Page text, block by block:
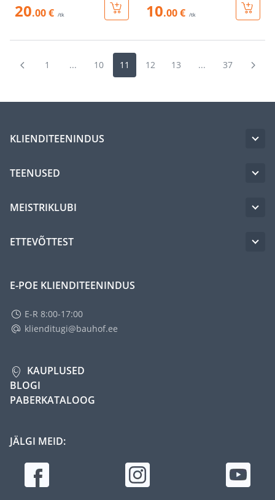
20.00 € /tk 10.00 € /tk
1 ... 10 11 12 13 ... 37
KLIENDITEENINDUS
TEENUSED
MEISTRIKLUBI
ETTEVÕTTEST
E-POE KLIENDITEENINDUS
E-R 8:00-17:00
klienditugi@bauhof.ee
KAUPLUSED
BLOGI
PABERKATALOOG
JÄLGI MEID: